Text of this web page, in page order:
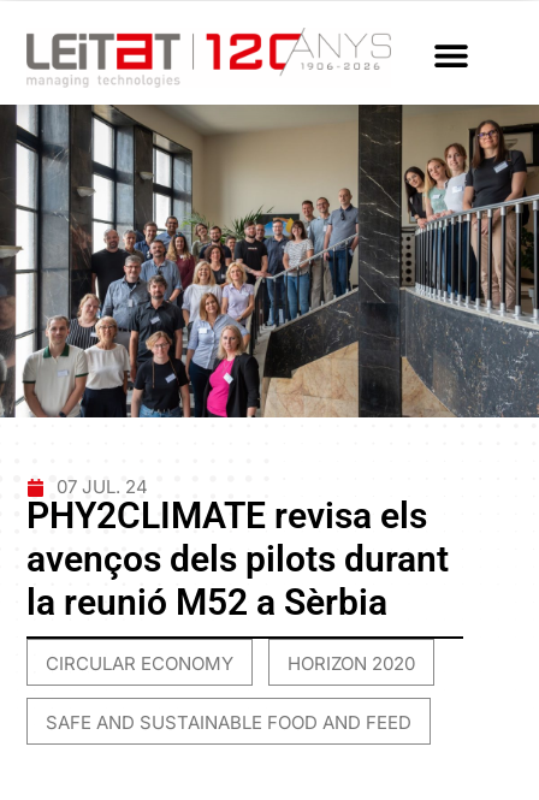
07 JUL. 24
PHY2CLIMATE revisa els
avenços dels pilots durant
la reunió M52 a Sèrbia
CIRCULAR ECONOMY HORIZON 2020
SAFE AND SUSTAINABLE FOOD AND FEED